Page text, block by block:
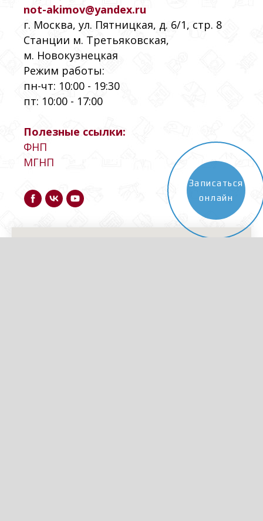
not-akimov@yandex.ru
г. Москва, ул. Пятницкая, д. 6/1, стр. 8
Станции м. Третьяковская,
м. Новокузнецкая
Режим работы:
пн-чт: 10:00 - 19:30
пт: 10:00 - 17:00
Полезные ссылки:
ФНП
МГНП
Записаться
онлайн